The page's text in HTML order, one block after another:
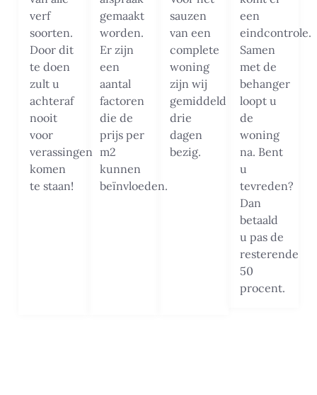
verf
soorten.
Door dit
te doen
zult u
achteraf
nooit
voor
verassingen
komen
te staan!
gemaakt
worden.
Er zijn
een
aantal
factoren
die de
prijs per
m2
kunnen
beïnvloeden.
sauzen
van een
complete
woning
zijn wij
gemiddeld
drie
dagen
bezig.
een
eindcontrole.
Samen
met de
behanger
loopt u
de
woning
na. Bent
u
tevreden?
Dan
betaald
u pas de
resterende
50
procent.